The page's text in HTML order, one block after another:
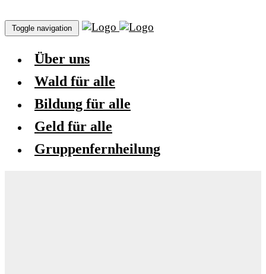
Toggle navigation
Über uns
Wald für alle
Bildung für alle
Geld für alle
Gruppenfernheilung